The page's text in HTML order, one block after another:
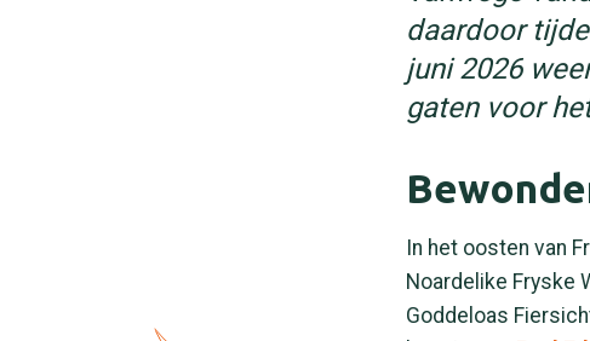
daardoor
juni 2026
gaten voor
In het oosten van
Noardelike Fryske
Goddeloas